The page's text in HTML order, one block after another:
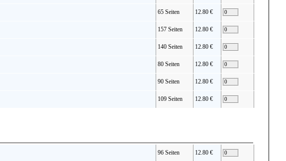
65 Seiten 12.80 €
157 Seiten 12.80 €
140 Seiten 12.80 €
80 Seiten 12.80 €
90 Seiten 12.80 €
109 Seiten 12.80 €
96 Seiten 12.80 €